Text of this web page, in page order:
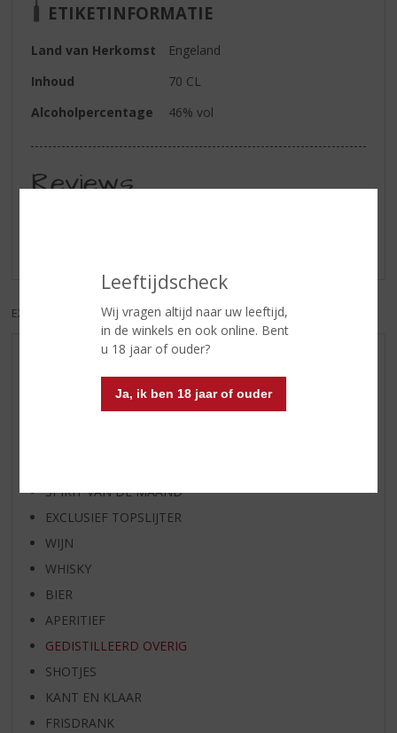
Leeftijdscheck
Wij vragen altijd naar uw leeftijd,
in de winkels en ook online. Bent
u 18 jaar of ouder?
Ja, ik ben 18 jaar of ouder
ETIKETINFORMATIE
Land van Herkomst
Engeland
Inhoud
70 CL
Alcoholpercentage
46% vol
Reviews
EXCL. BTW INCL. BTW
AANBIEDINGEN
WIJN VAN DE MAAND
WHISKY VAN DE MAAND
SPIRIT VAN DE MAAND
EXCLUSIEF TOPSLIJTER
WIJN
WHISKY
BIER
APERITIEF
GEDISTILLEERD OVERIG
SHOTJES
KANT EN KLAAR
FRISDRANK